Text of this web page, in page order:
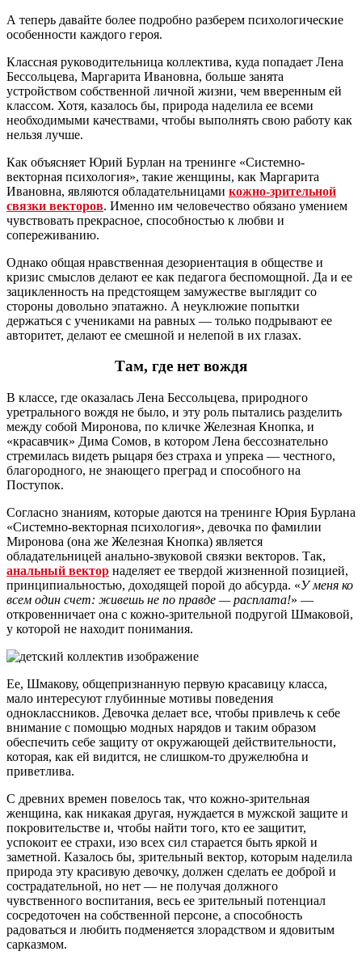
А теперь давайте более подробно разберем психологические
особенности каждого героя.
Классная руководительница коллектива, куда попадает Лена
Бессольцева, Маргарита Ивановна, больше занята
устройством собственной личной жизни, чем вверенным ей
классом. Хотя, казалось бы, природа наделила ее всеми
необходимыми качествами, чтобы выполнять свою работу как
нельзя лучше.
Как объясняет Юрий Бурлан на тренинге «Системно-
векторная психология», такие женщины, как Маргарита
Ивановна, являются обладательницами кожно-зрительной
связки векторов. Именно им человечество обязано умением
чувствовать прекрасное, способностью к любви и
сопереживанию.
Однако общая нравственная дезориентация в обществе и
кризис смыслов делают ее как педагога беспомощной. Да и ее
зацикленность на предстоящем замужестве выглядит со
стороны довольно эпатажно. А неуклюжие попытки
держаться с учениками на равных — только подрывают ее
авторитет, делают ее смешной и нелепой в их глазах.
Там, где нет вождя
В классе, где оказалась Лена Бессольцева, природного
уретрального вождя не было, и эту роль пытались разделить
между собой Миронова, по кличке Железная Кнопка, и
«красавчик» Дима Сомов, в котором Лена бессознательно
стремилась видеть рыцаря без страха и упрека — честного,
благородного, не знающего преград и способного на
Поступок.
Согласно знаниям, которые даются на тренинге Юрия Бурлана
«Системно-векторная психология», девочка по фамилии
Миронова (она же Железная Кнопка) является
обладательницей анально-звуковой связки векторов. Так,
анальный вектор наделяет ее твердой жизненной позицией,
принципиальностью, доходящей порой до абсурда. «У меня ко
всем один счет: живешь не по правде — расплата!» —
откровенничает она с кожно-зрительной подругой Шмаковой,
у которой не находит понимания.
Ее, Шмакову, общепризнанную первую красавицу класса,
мало интересуют глубинные мотивы поведения
одноклассников. Девочка делает все, чтобы привлечь к себе
внимание с помощью модных нарядов и таким образом
обеспечить себе защиту от окружающей действительности,
которая, как ей видится, не слишком-то дружелюбна и
приветлива.
С древних времен повелось так, что кожно-зрительная
женщина, как никакая другая, нуждается в мужской защите и
покровительстве и, чтобы найти того, кто ее защитит,
успокоит ее страхи, изо всех сил старается быть яркой и
заметной. Казалось бы, зрительный вектор, которым наделила
природа эту красивую девочку, должен сделать ее доброй и
сострадательной, но нет — не получая должного
чувственного воспитания, весь ее зрительный потенциал
сосредоточен на собственной персоне, а способность
радоваться и любить подменяется злорадством и ядовитым
сарказмом.